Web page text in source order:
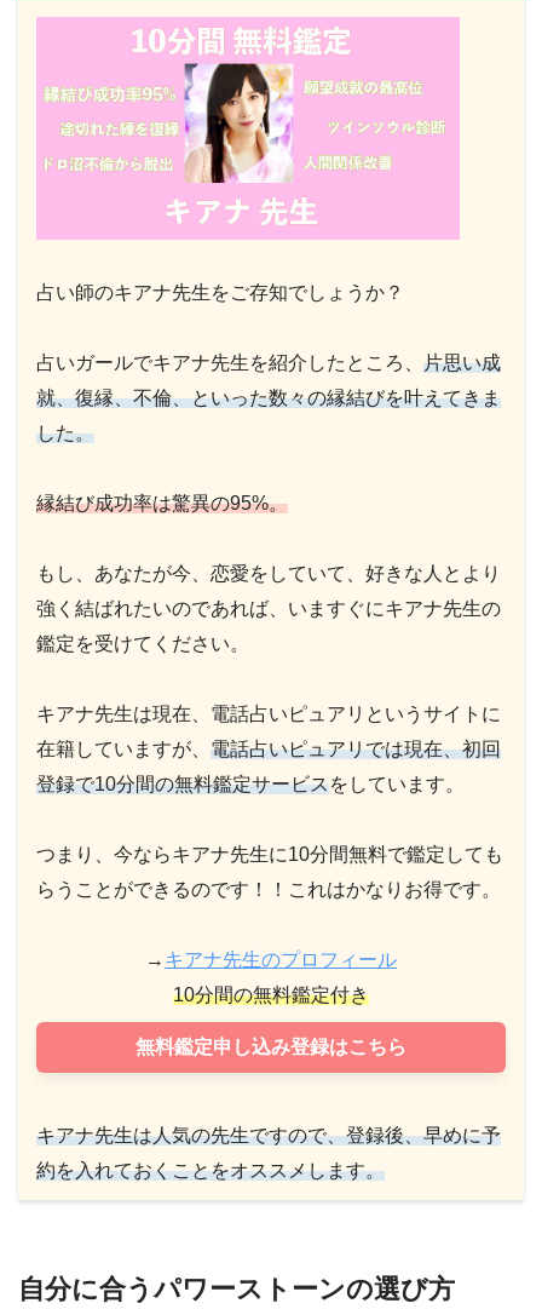
占い師のキアナ先生をご存知でしょうか？
占いガールでキアナ先生を紹介したところ、 片思い成
就、復縁、不倫、といった数々の縁結びを叶えてきま
した。
縁結び成功率は驚異の95%。
もし、あなたが今、恋愛をしていて、好きな人とより
強く結ばれたいのであれば、いますぐにキアナ先生の
鑑定を受けてください。
キアナ先生は現在、電話占いピュアリというサイトに
在籍していますが、 電話占いピュアリでは現在、初回
登録で10分間の無料鑑定サービスをしています。
つまり、今ならキアナ先生に10分間無料で鑑定しても
らうことができるのです！！これはかなりお得です。
→ キアナ先生のプロフィール
10分間の無料鑑定付き
無料鑑定申し込み登録はこちら
キアナ先生は人気の先生ですので、登録後、早めに予
約を入れておくことをオススメします。
自分に合うパワーストーンの選び方